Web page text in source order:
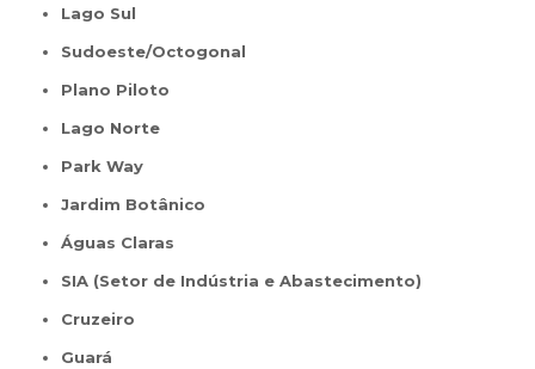
Lago Sul
Sudoeste/Octogonal
Plano Piloto
Lago Norte
Park Way
Jardim Botânico
Águas Claras
SIA (Setor de Indústria e Abastecimento)
Cruzeiro
Guará